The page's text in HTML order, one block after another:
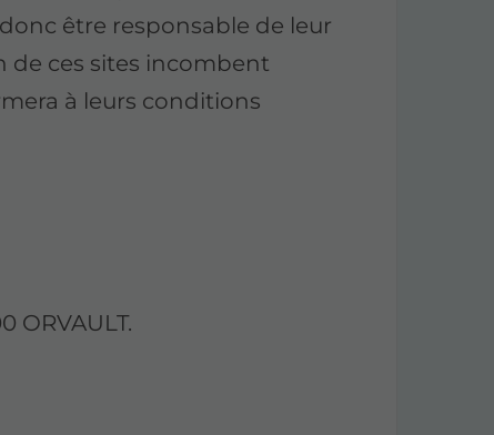
être responsable de leur
de ces sites incombent
à leurs conditions
ORVAULT.